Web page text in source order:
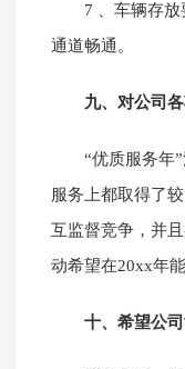
7 、车辆存
通道畅通。
九、对公司
“优质服务年
服务上都取得了
互监督竞争，并
动希望在20xx年能
十、希望公